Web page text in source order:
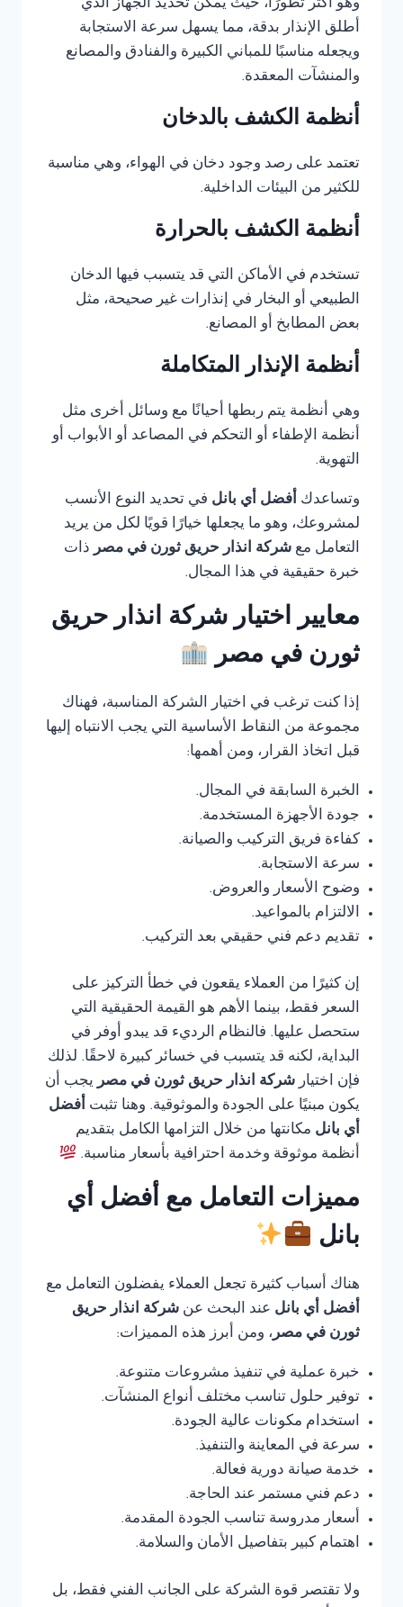
وهو أكثر تطورًا، حيث يمكن تحديد الجهاز الذي
أطلق الإنذار بدقة، مما يسهل سرعة الاستجابة
ويجعله مناسبًا للمباني الكبيرة والفنادق والمصانع
والمنشآت المعقدة.
أنظمة الكشف بالدخان
تعتمد على رصد وجود دخان في الهواء، وهي مناسبة
للكثير من البيئات الداخلية.
أنظمة الكشف بالحرارة
تستخدم في الأماكن التي قد يتسبب فيها الدخان
الطبيعي أو البخار في إنذارات غير صحيحة، مثل
بعض المطابخ أو المصانع.
أنظمة الإنذار المتكاملة
وهي أنظمة يتم ربطها أحيانًا مع وسائل أخرى مثل
أنظمة الإطفاء أو التحكم في المصاعد أو الأبواب أو
التهوية.
وتساعدك أفضل أي بانل في تحديد النوع الأنسب
لمشروعك، وهو ما يجعلها خيارًا قويًا لكل من يريد
التعامل مع شركة انذار حريق ثورن في مصر ذات
خبرة حقيقية في هذا المجال.
معايير اختيار شركة انذار حريق
ثورن في مصر
إذا كنت ترغب في اختيار الشركة المناسبة، فهناك
مجموعة من النقاط الأساسية التي يجب الانتباه إليها
قبل اتخاذ القرار، ومن أهمها:
الخبرة السابقة في المجال.
جودة الأجهزة المستخدمة.
كفاءة فريق التركيب والصيانة.
سرعة الاستجابة.
وضوح الأسعار والعروض.
الالتزام بالمواعيد.
تقديم دعم فني حقيقي بعد التركيب.
إن كثيرًا من العملاء يقعون في خطأ التركيز على
السعر فقط، بينما الأهم هو القيمة الحقيقية التي
ستحصل عليها. فالنظام الرديء قد يبدو أوفر في
البداية، لكنه قد يتسبب في خسائر كبيرة لاحقًا. لذلك
فإن اختيار شركة انذار حريق ثورن في مصر يجب أن
يكون مبنيًا على الجودة والموثوقية. وهنا تثبت أفضل
أي بانل مكانتها من خلال التزامها الكامل بتقديم
أنظمة موثوقة وخدمة احترافية بأسعار مناسبة.
مميزات التعامل مع أفضل أي
بانل
هناك أسباب كثيرة تجعل العملاء يفضلون التعامل مع
أفضل أي بانل عند البحث عن شركة انذار حريق
ثورن في مصر، ومن أبرز هذه المميزات:
خبرة عملية في تنفيذ مشروعات متنوعة.
توفير حلول تناسب مختلف أنواع المنشآت.
استخدام مكونات عالية الجودة.
سرعة في المعاينة والتنفيذ.
خدمة صيانة دورية فعالة.
دعم فني مستمر عند الحاجة.
أسعار مدروسة تناسب الجودة المقدمة.
اهتمام كبير بتفاصيل الأمان والسلامة.
ولا تقتصر قوة الشركة على الجانب الفني فقط، بل